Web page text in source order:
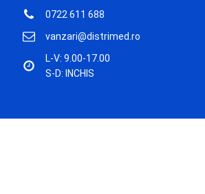
0722 611 688
vanzari@distrimed.ro
L-V: 9.00-17.00
S-D: INCHIS